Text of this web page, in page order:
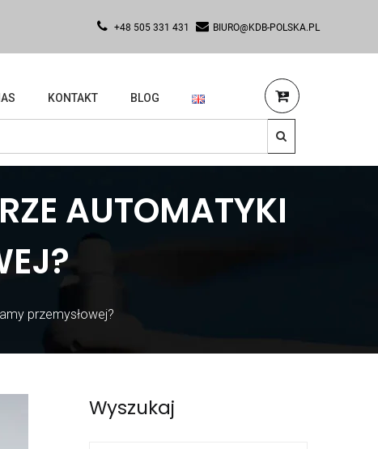
+48 505 331 431 BIURO@KDB-POLSKA.PL
KONTAKT BLOG
przemysłowej?
AUTOMATYKI
Wyszukaj